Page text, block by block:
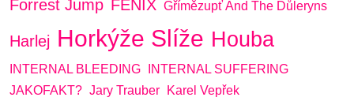
Forrest Jump FÉNIX Gřímězupť And The Důleryns
Harlej Horkýže Slíže Houba
INTERNAL BLEEDING
INTERNAL SUFFERING
JAKOFAKT? Jary Trauber Karel Vepřek